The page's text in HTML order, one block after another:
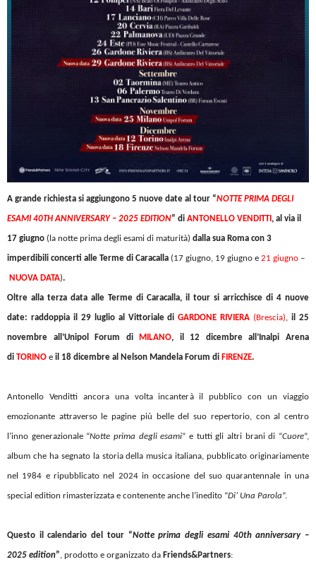
A grande richiesta si aggiungono 5 nuove date al tour “NOTTE PRIMA DEGLI
ESAMI 40TH ANNIVERSARY – 2025 EDITION” di ANTONELLO VENDITTI, al via il
17 giugno (la notte prima degli esami di maturità) dalla sua Roma con 3
imperdibili concerti alle Terme di Caracalla (17 giugno, 19 giugno e 21 giugno –
NUOVA DATA).
Oltre alla terza data alle Terme di Caracalla, il tour si arricchisce di 4 nuove
date: raddoppia il 29 luglio al Vittoriale diGARDONE RIVIERA (Brescia), il25
novembre all’Unipol Forum di MILANO, il 12 dicembre all’Inalpi Arena
di TORINO e il 18 dicembre al Nelson Mandela Forum di FIRENZE.
Antonello Venditti ancora una volta incanterà il pubblico con un viaggio
emozionante attraverso le pagine più belle del suo repertorio, con al centro
l’inno generazionale “Notte prima degli esami” e tutti gli altri brani di “Cuore”,
album che ha segnato la storia della musica italiana, pubblicato originariamente
nel 1984 e ripubblicato nel 2024 in occasione del suo quarantennale in una
special edition rimasterizzata e contenente anche l’inedito “Di’ Una Parola”.
Questo il calendario del tour “Notte prima degli esami 40th anniversary –
2025 edition”, prodotto e organizzato da Friends&Partners: